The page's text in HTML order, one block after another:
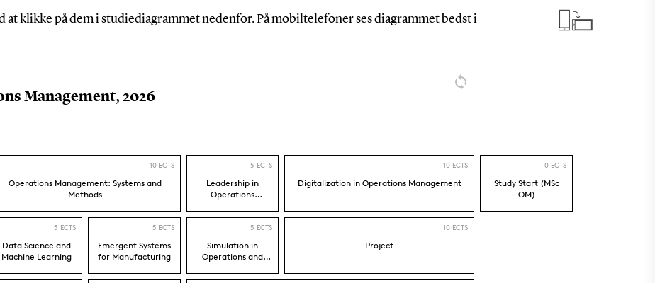
at klikke på dem i studiediagrammet nedenfor. På mobiltelefoner ses diagrammet bedst i